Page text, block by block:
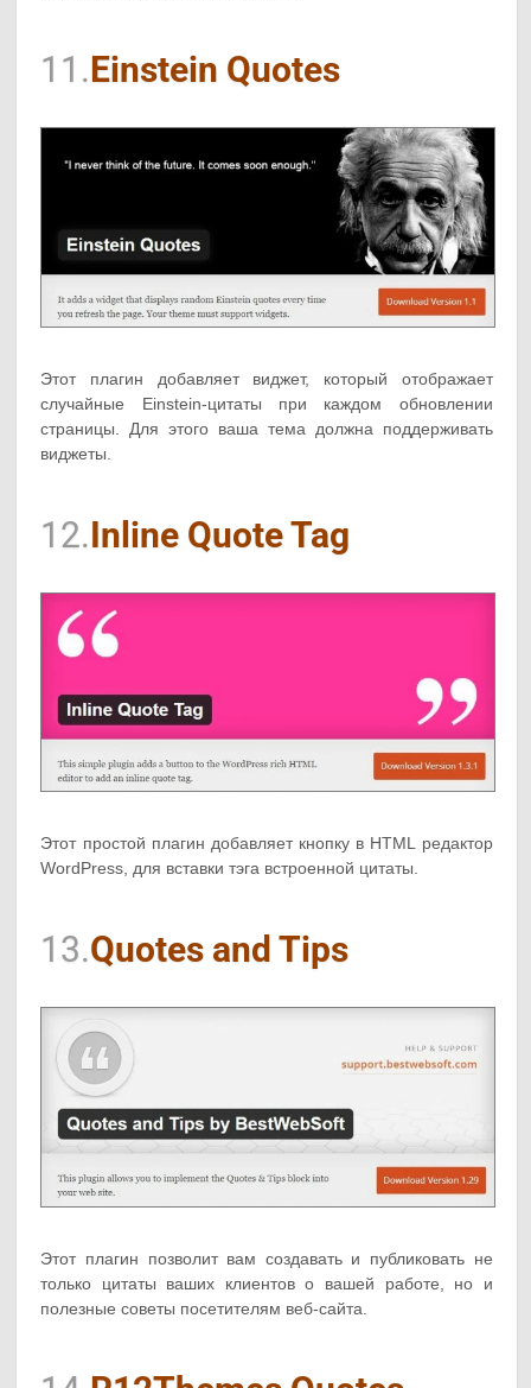
11.Einstein Quotes
Этот плагин добавляет виджет, который отображает
случайные Einstein-цитаты при каждом обновлении
страницы. Для этого ваша тема должна поддерживать
виджеты.
12.Inline Quote Tag
Этот простой плагин добавляет кнопку в HTML редактор
WordPress, для вставки тэга встроенной цитаты.
13.Quotes and Tips
Этот плагин позволит вам создавать и публиковать не
только цитаты ваших клиентов о вашей работе, но и
полезные советы посетителям веб-сайта.